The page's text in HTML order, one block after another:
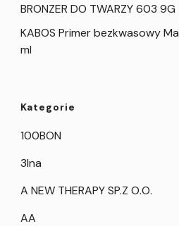
BRONZER DO TWARZY 603 9G
KABOS Primer bezkwasowy
ml
Kategorie
100BON
3Ina
A NEW THERAPY SP.Z O.O.
AA